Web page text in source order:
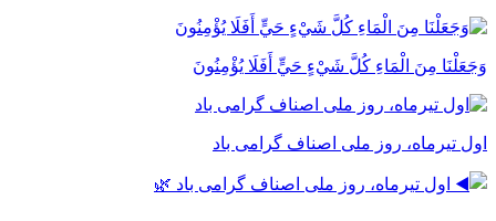
وَجَعَلْنَا مِنَ الْمَاءِ كُلَّ شَيْءٍ حَيٍّ أَفَلَا يُؤْمِنُونَ
اول تیرماه، روز ملی اصناف گرامی باد